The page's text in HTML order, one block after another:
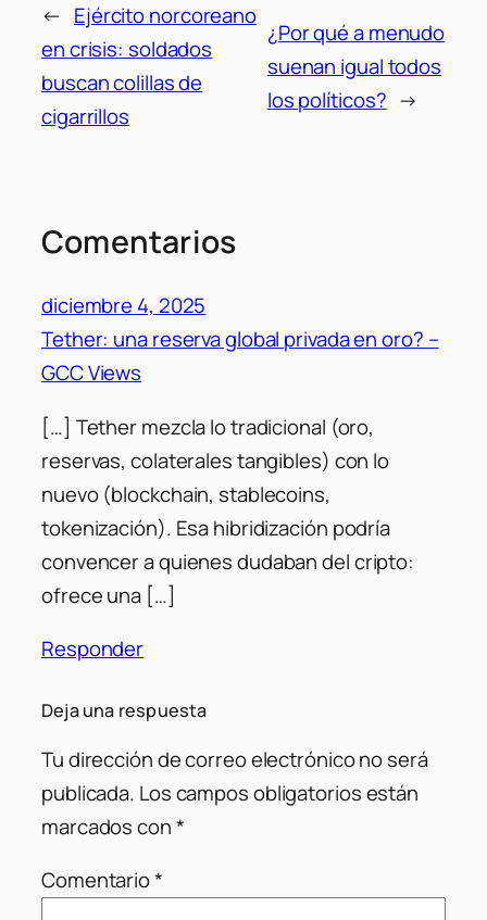
← Ejército norcoreano
en crisis: soldados
buscan colillas de
cigarrillos
¿Por qué a menudo
suenan igual todos
los políticos? →
Comentarios
diciembre 4, 2025
Tether: una reserva global privada en oro? –
GCC Views
[…] Tether mezcla lo tradicional (oro,
reservas, colaterales tangibles) con lo
nuevo (blockchain, stablecoins,
tokenización). Esa hibridización podría
convencer a quienes dudaban del cripto:
ofrece una […]
Responder
Deja una respuesta
Tu dirección de correo electrónico no será
publicada. Los campos obligatorios están
marcados con*
Comentario*